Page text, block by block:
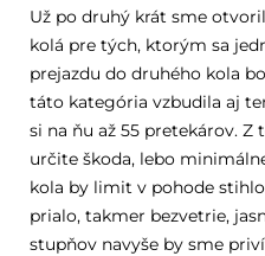
Už po druhý krát sme
kolá pre tých, ktorým sa
prejazdu do druhého kola
táto kategória vzbudila aj
si na ňu až 55 pretekárov.
určite škoda, lebo
kola by limit v pohode
prialo, takmer bezvetrie,
stupňov navyše by sme